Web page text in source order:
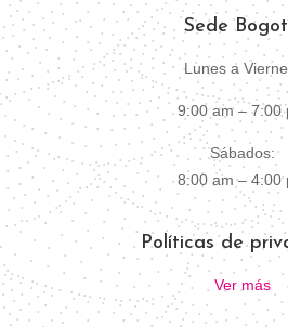
Sede
Lunes a
9:00 am – 7:00
Sábados:
8:00 am – 4:00
Políticas de
Ver más